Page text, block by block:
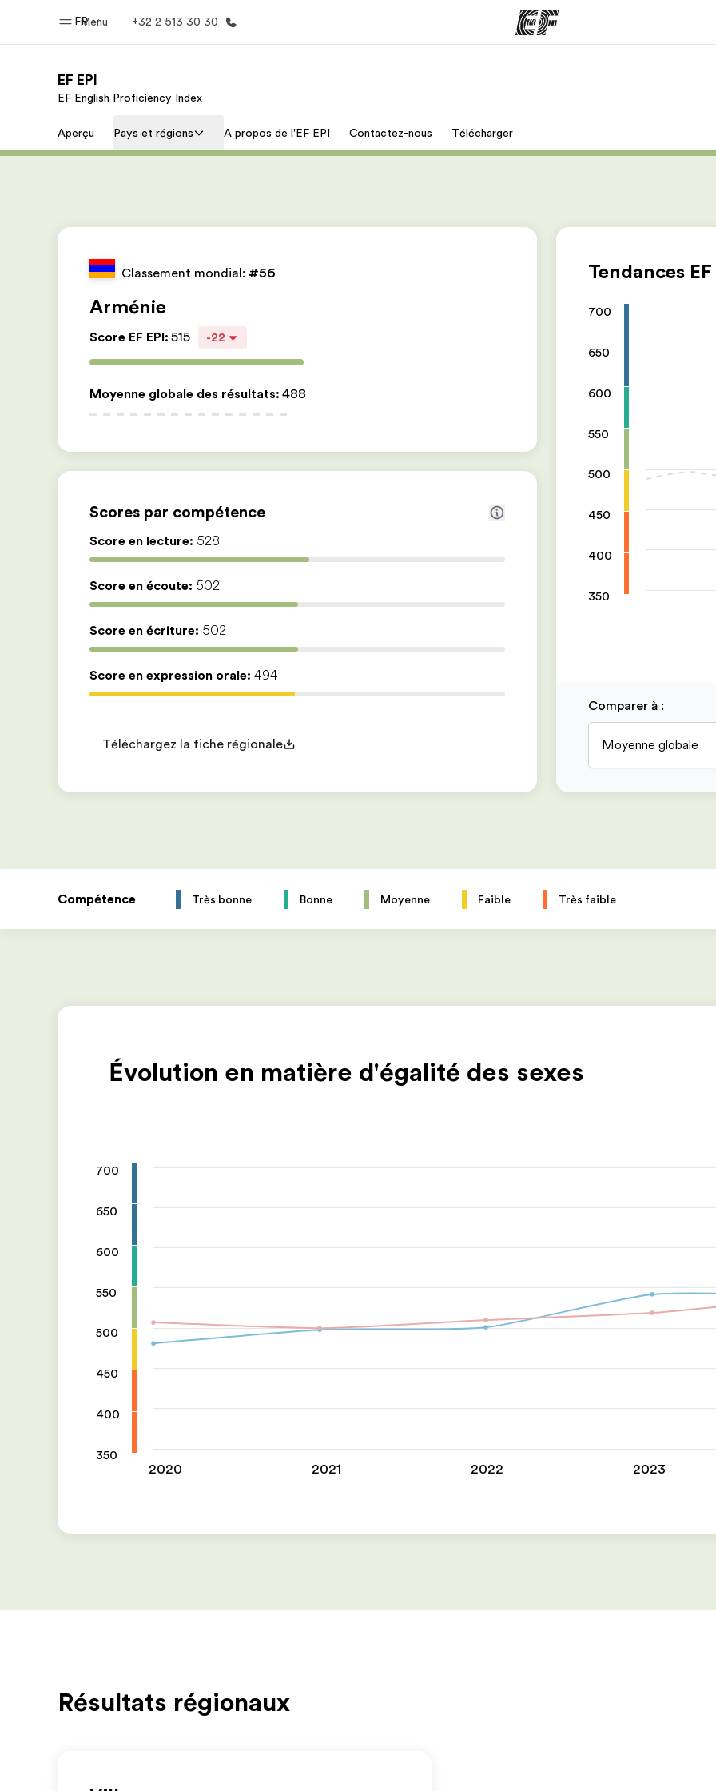
Menu
FR +32 2 513 30 30
Bienvenue chez EF Nos offres Trouver un bureau
EF EPI
EF English Proficiency Index
Aperçu Pays et régions A propos de l'EF EPI Contactez-nous Télécharger
Classement mondial: #56
Arménie
Score EF EPI: 515 -22
Moyenne globale des résultats: 488
Scores par compétence
Score en lecture: 528
Score en écoute: 502
Score en écriture: 502
Score en expression orale: 494
Téléchargez la fiche régionale
Tendances EF
700
650
600
550
500
450
400
350
Comparer à :
Moyenne globale
Compétence Très bonne Bonne Moyenne Faible Très faible
Évolution en matière d'égalité des sexes
700
650
600
550
500
450
400
350
2020 2021 2022 2023
Résultats régionaux